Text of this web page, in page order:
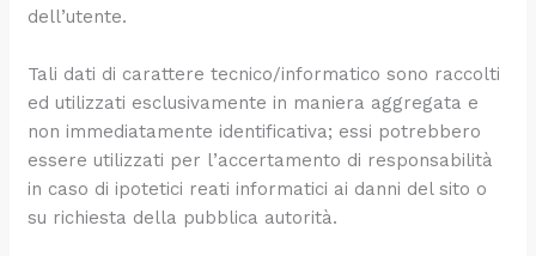
dell’utente.
Tali dati di carattere tecnico/informatico sono raccolti
ed utilizzati esclusivamente in maniera aggregata e
non immediatamente identificativa; essi potrebbero
essere utilizzati per l’accertamento di responsabilità
in caso di ipotetici reati informatici ai danni del sito o
su richiesta della pubblica autorità.